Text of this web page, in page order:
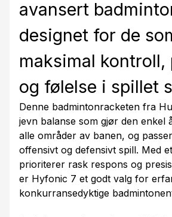
avansert
designet for de
maksimal kontroll,
og følelse i spillet
Denne badmintonracketen fra
jevn balanse som gjør den enkel
alle områder av banen, og
offensivt og defensivt spill. Med
prioriterer rask respons og
er Hyfonic 7 et godt valg for
konkurransedyktige